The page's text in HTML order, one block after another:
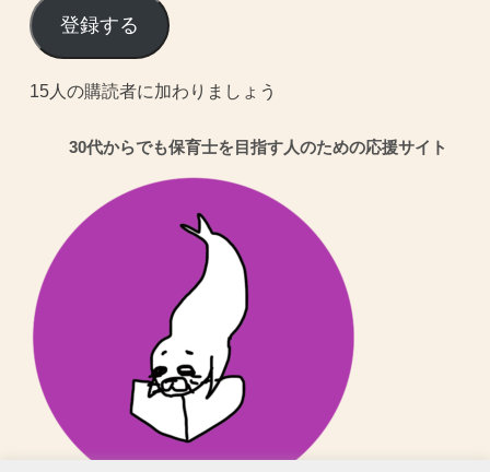
ル
ア
ド
登録する
15人の購読者に加わりましょう
30代からでも保育士を目指す人のための応援サイト